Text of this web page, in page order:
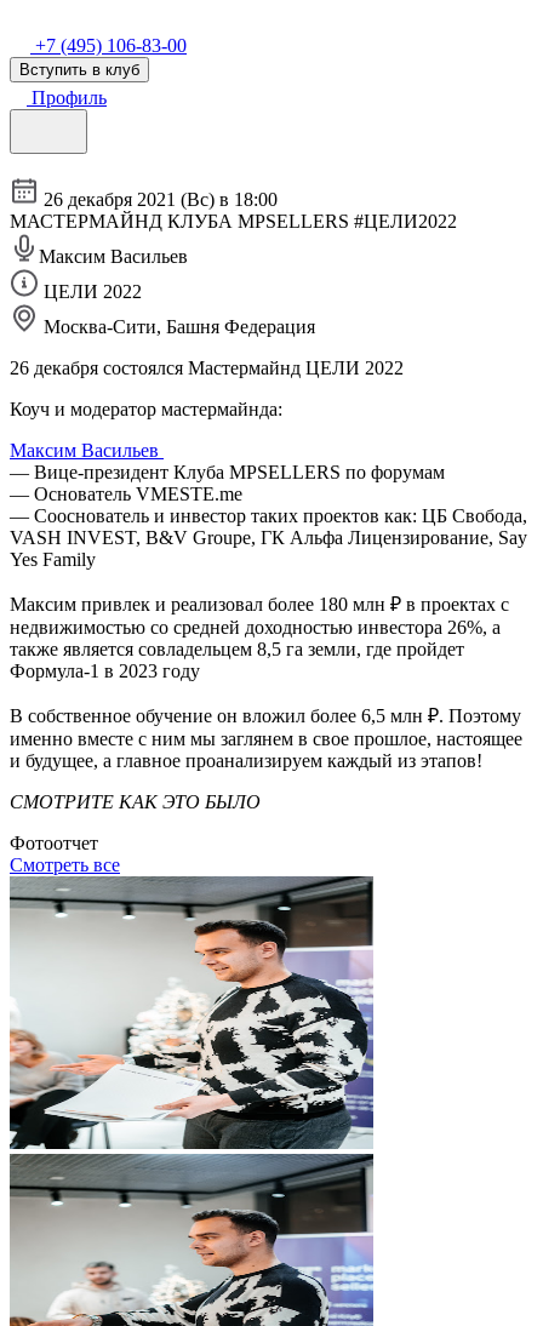
+7 (495) 106-83-00
Вступить в клуб
Профиль
26 декабря 2021 (Вс) в 18:00
МАСТЕРМАЙНД КЛУБА MPSELLERS #ЦЕЛИ2022
Максим Васильев
ЦЕЛИ 2022
Москва-Сити, Башня Федерация
26 декабря состоялся Мастермайнд ЦЕЛИ 2022
Коуч и модератор мастермайнда:
Максим Васильев
— Вице-президент Клуба MPSELLERS по форумам
— Основатель VMESTE.me
— Сооснователь и инвестор таких проектов как: ЦБ Свобода,
VASH INVEST, B&V Groupe, ГК Альфа Лицензирование, Say
Yes Family
Максим привлек и реализовал более 180 млн ₽ в проектах с
недвижимостью со средней доходностью инвестора 26%, а
также является совладельцем 8,5 га земли, где пройдет
Формула-1 в 2023 году
В собственное обучение он вложил более 6,5 млн ₽. Поэтому
именно вместе с ним мы заглянем в свое прошлое, настоящее
и будущее, а главное проанализируем каждый из этапов!
СМОТРИТЕ КАК ЭТО БЫЛО
Фотоотчет
Смотреть все